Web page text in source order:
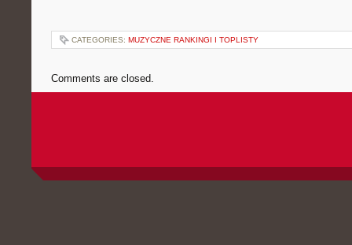
CATEGORIES: MUZYCZNE RANKINGI I TOPLISTY
Comments are closed.